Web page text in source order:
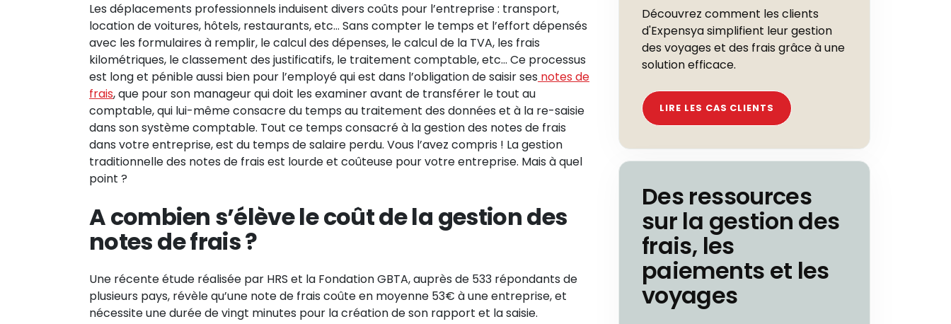
Les déplacements professionnels induisent divers coûts pour l’entreprise : transport,
location de voitures, hôtels, restaurants, etc… Sans compter le temps et l’effort dépensés
avec les formulaires à remplir, le calcul des dépenses, le calcul de la TVA, les frais
kilométriques, le classement des justificatifs, le traitement comptable, etc… Ce processus
est long et pénible aussi bien pour l’employé qui est dans l’obligation de saisir ses notes de
frais, que pour son manageur qui doit les examiner avant de transférer le tout au
comptable, qui lui-même consacre du temps au traitement des données et à la re-saisie
dans son système comptable. Tout ce temps consacré à la gestion des notes de frais
dans votre entreprise, est du temps de salaire perdu. Vous l’avez compris ! La gestion
traditionnelle des notes de frais est lourde et coûteuse pour votre entreprise. Mais à quel
point ?
A combien s’élève le coût de la gestion des
notes de frais ?
Une récente étude réalisée par HRS et la Fondation GBTA, auprès de 533 répondants de
plusieurs pays, révèle qu’une note de frais coûte en moyenne 53€ à une entreprise, et
nécessite une durée de vingt minutes pour la création de son rapport et la saisie.
Découvrez comment les clients
d'Expensya simplifient leur gestion
des voyages et des frais grâce à une
solution efficace.
LIRE LES CAS CLIENTS
Des ressources
sur la gestion des
frais, les
paiements et les
voyages